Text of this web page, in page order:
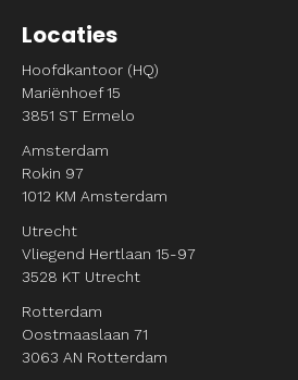
Locaties
Hoofdkantoor (HQ)
Mariënhoef 15
3851 ST Ermelo
Amsterdam
Rokin 97
1012 KM Amsterdam
Utrecht
Vliegend Hertlaan 15-97
3528 KT Utrecht
Rotterdam
Oostmaaslaan 71
3063 AN Rotterdam